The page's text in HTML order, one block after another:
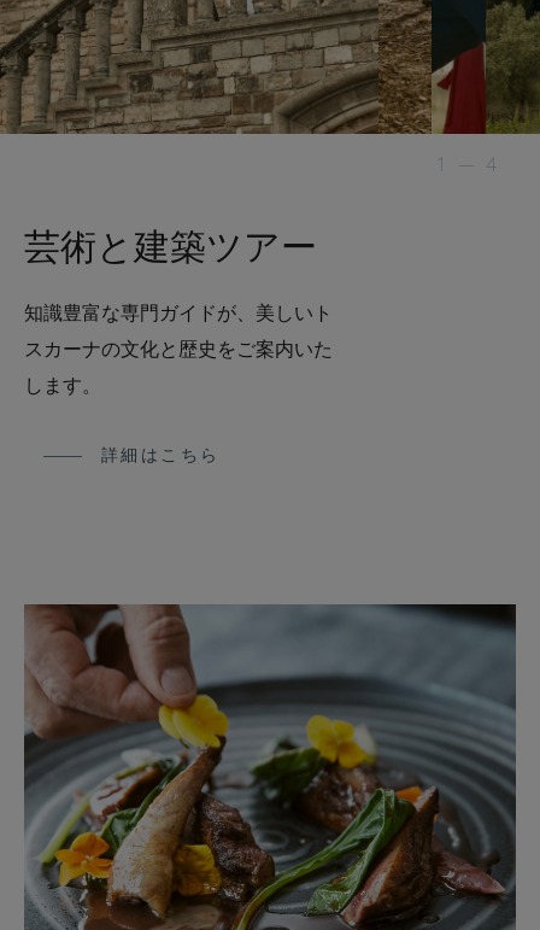
1 — 4
芸術と建築ツアー
知識豊富な専門ガイドが、美しいト
スカーナの文化と歴史をご案内いた
します。
詳細はこちら